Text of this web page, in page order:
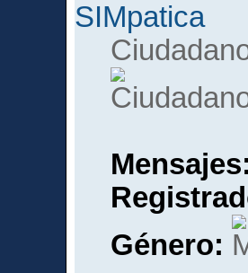
SIMpatica
Mensajes:
Género: